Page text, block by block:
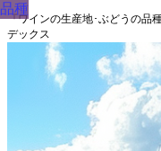
『ワインの生産地･ぶどうの品
デックス
品種